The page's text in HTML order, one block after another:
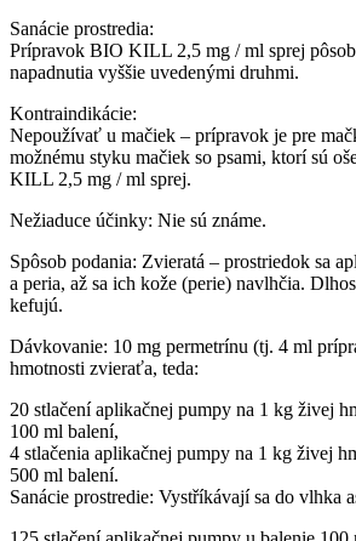
Sanácie prostredia:
Prípravok BIO KILL 2,5 mg / ml sprej
napadnutia vyššie uvedenými druhmi.
Kontraindikácie:
Nepoužívať u mačiek – prípravok je pre
možnému styku mačiek so psami, ktorí sú
KILL 2,5 mg / ml sprej.
Nežiaduce účinky: Nie sú známe.
Spôsob podania: Zvieratá – prostriedok sa
a peria, až sa ich kože (perie) navlhčia.
kefujú.
Dávkovanie: 10 mg permetrínu (tj. 4 ml
hmotnosti zvieraťa, teda:
20 stlačení aplikačnej pumpy na 1 kg živej
100 ml balení,
4 stlačenia aplikačnej pumpy na 1 kg živej
500 ml balení.
Sanácie prostredie: Vystříkávají sa do vlhka